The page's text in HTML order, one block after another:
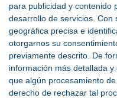
para publicidad y contenido
desarrollo de servicios. Con
geográfica precisa e
otorgarnos su
previamente descrito. De
información más detallada
que algún procesamiento
derecho de rechazar tal
con ROSI Alpes, la
en
Teruel
, España.
integrada y altamente
toneladas al año, su
vez finalizados los estudios
y se obtengan las
de un modelo de
fotovoltaicos. Además,
que favorece la aparición de
esta dinámica reforzará la